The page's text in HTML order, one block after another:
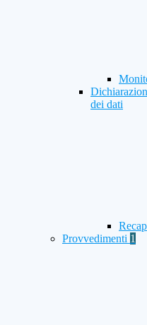
dei dati
Provvedimenti 1